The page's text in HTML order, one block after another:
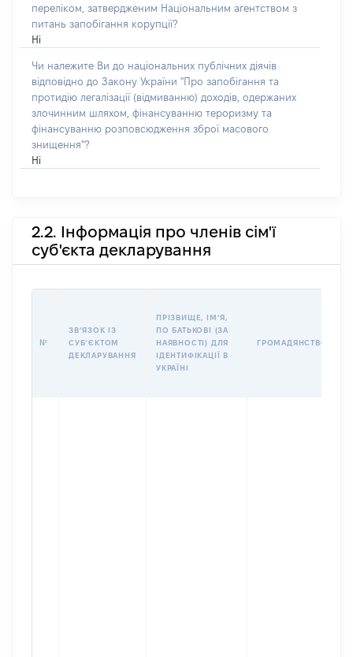
переліком, затвердженим Національним агентством з
питань запобігання корупції?
Ні
Чи належите Ви до національних публічних діячів
відповідно до Закону України "Про запобігання та
протидію легалізації (відмиванню) доходів, одержаних
злочинним шляхом, фінансуванню тероризму та
фінансуванню розповсюдження зброї масового
знищення"?
Ні
2.2. Інформація про членів сім'ї
суб'єкта декларування
№
ЗВʼЯЗОК ІЗ
СУБʼЄКТОМ
ДЕКЛАРУВАННЯ
ПРІЗВИЩЕ, ІМʼЯ,
ПО БАТЬКОВІ (ЗА
НАЯВНОСТІ) ДЛЯ
ІДЕНТИФІКАЦІЇ В
УКРАЇНІ
ГРОМАДЯНСТВО